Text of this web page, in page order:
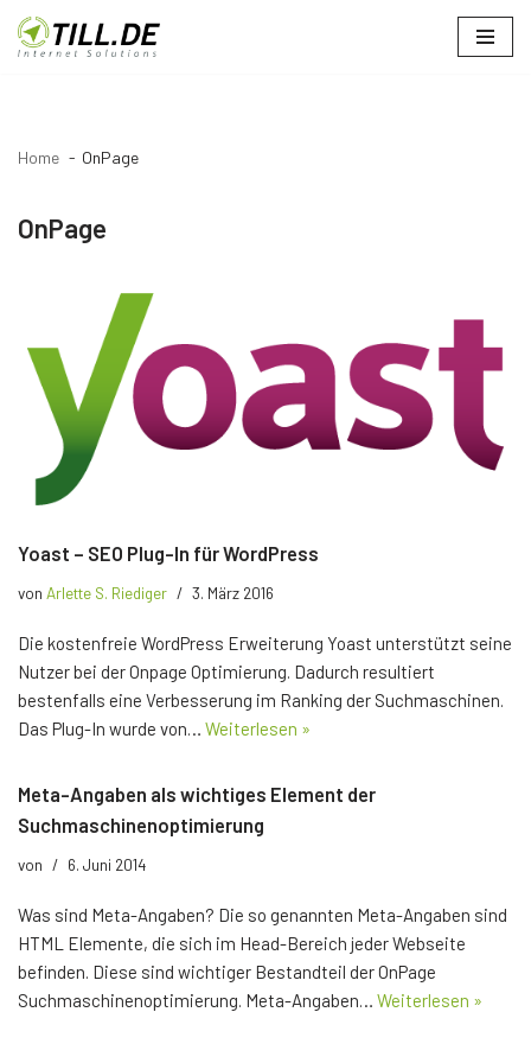
Zum
Home OnPage
OnPage
Yoast – SEO Plug-In für WordPress
von Arlette S. Riediger 3. März 2016
Die kostenfreie WordPress Erweiterung Yoast unterstützt seine
Nutzer bei der Onpage Optimierung. Dadurch resultiert
bestenfalls eine Verbesserung im Ranking der Suchmaschinen.
Das Plug-In wurde von… Weiterlesen »
Meta-Angaben als wichtiges Element der
Suchmaschinenoptimierung
von 6. Juni 2014
Was sind Meta-Angaben? Die so genannten Meta-Angaben sind
HTML Elemente, die sich im Head-Bereich jeder Webseite
befinden. Diese sind wichtiger Bestandteil der OnPage
Suchmaschinenoptimierung. Meta-Angaben… Weiterlesen »